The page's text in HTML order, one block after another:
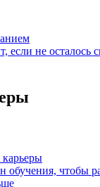
если не осталось
обучения, чтобы